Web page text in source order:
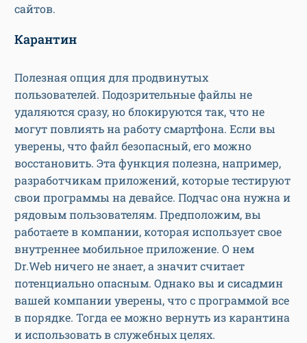
сайтов.
Карантин
Полезная опция для продвинутых
пользователей. Подозрительные файлы не
удаляются сразу, но блокируются так, что не
могут повлиять на работу смартфона. Если вы
уверены, что файл безопасный, его можно
восстановить. Эта функция полезна, например,
разработчикам приложений, которые тестируют
свои программы на девайсе. Подчас она нужна и
рядовым пользователям. Предположим, вы
работаете в компании, которая использует свое
внутреннее мобильное приложение. О нем
Dr.Web ничего не знает, а значит считает
потенциально опасным. Однако вы и сисадмин
вашей компании уверены, что с программой все
в порядке. Тогда ее можно вернуть из карантина
и использовать в служебных целях.